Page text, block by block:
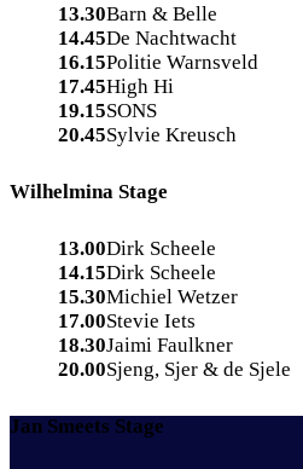
13.30Barn & Belle
14.45De Nachtwacht
16.15Politie Warnsveld
17.45High Hi
19.15SONS
20.45Sylvie Kreusch
Wilhelmina Stage
13.00Dirk Scheele
14.15Dirk Scheele
15.30Michiel Wetzer
17.00Stevie Iets
18.30Jaimi Faulkner
20.00Sjeng, Sjer & de Sjele
Jan Smeets Stage